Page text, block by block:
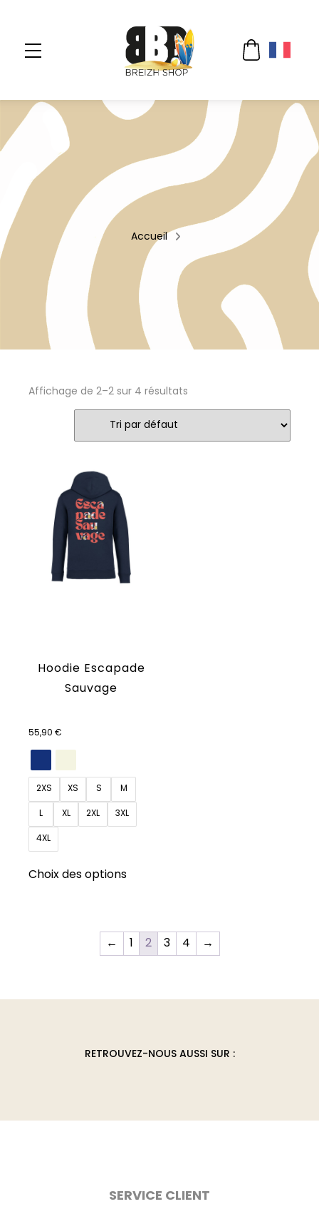
Accueil
Affichage de 2–2 sur 4 résultats
Hoodie Escapade
Sauvage
55,90 €
2XS XS S
M
L
XL 2XL
3XL
4XL
Choix des options
variations.
peuvent
sur
du
← 1 2 3 4 →
RETROUVEZ-NOUS AUSSI SUR :
SERVICE CLIENT